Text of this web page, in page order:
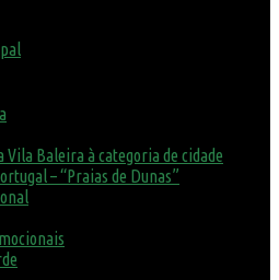
Vila Baleira à categoria de cidade
– “Praias de Dunas”